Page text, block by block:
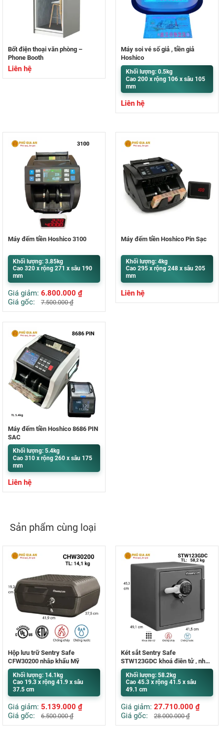
Bốt điện thoại văn phòng –
Phone Booth
Liên hệ
Máy soi vé số giả , tiền giả
Hoshico
Khối lượng: 0.5kg
Cao 200 x rộng 106 x sâu 105
mm
Liên hệ
Máy đếm tiền Hoshico 3100
Khối lượng: 3.85kg
Cao 320 x rộng 271 x sâu 190
mm
Giá giảm: 6.800.000 ₫
Giá gốc:
7.500.000₫
Máy đếm tiền Hoshico Pin Sạc
Khối lượng: 4kg
Cao 295 x rộng 248 x sâu 205
mm
Liên hệ
Máy đếm tiền Hoshico 8686 PIN
SẠC
Khối lượng: 5.4kg
Cao 310 x rộng 260 x sâu 175
mm
Liên hệ
Sản phẩm cùng loại
Hộp lưu trữ Sentry Safe
CFW30200 nhập khẩu Mỹ
Khối lượng: 14.1kg
Cao 19.3 x rộng 41.9 x sâu
37.5 cm
Giá giảm: 5.139.000 ₫
Giá gốc:
6.500.000₫
Két sắt Sentry Safe
STW123GDC khoá điện tử , nhập
khẩu Mỹ
Khối lượng: 58.2kg
Cao 45.3 x rộng 41.5 x sâu
49.1 cm
Giá giảm: 27.710.000 ₫
Giá gốc:
28.000.000₫